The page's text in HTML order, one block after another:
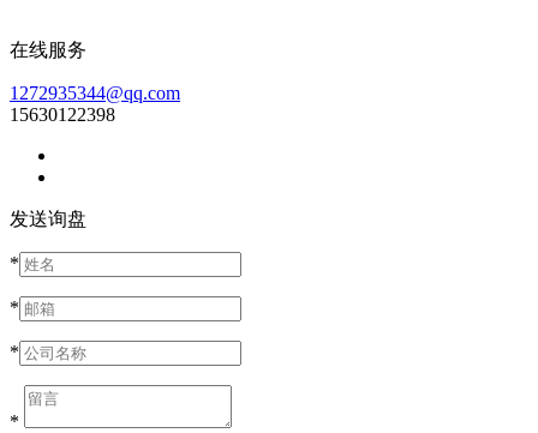
在线服务
1272935344@qq.com
15630122398
发送询盘
*
*
*
*